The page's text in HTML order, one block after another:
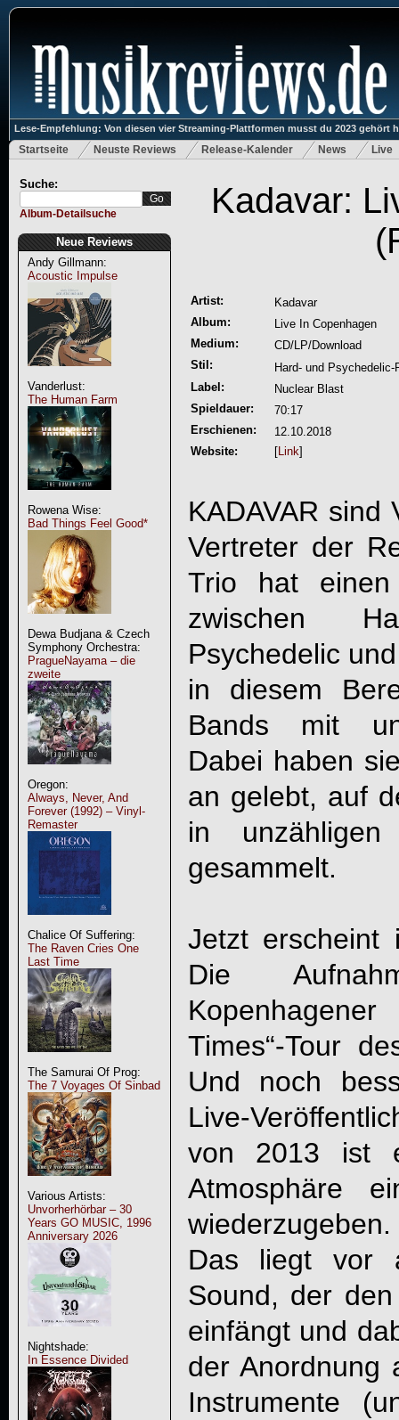
Lese-Empfehlung: Von diesen vier Streaming-Plattformen musst du 2023 gehört
Startseite Neuste Reviews Release-Kalender News Live
Suche:
Album-Detailsuche
Neue Reviews
Andy Gillmann:
Acoustic Impulse
Vanderlust:
The Human Farm
Rowena Wise:
Bad Things Feel Good*
Dewa Budjana & Czech
Symphony Orchestra:
PragueNayama – die
zweite
Oregon:
Always, Never, And
Forever (1992) – Vinyl-
Remaster
Chalice Of Suffering:
The Raven Cries One
Last Time
The Samurai Of Prog:
The 7 Voyages Of Sinbad
Various Artists:
Unvorherhörbar – 30
Years GO MUSIC, 1996
Anniversary 2026
Nightshade:
In Essence Divided
Kadavar:
Artist:
Kadavar
Album:
Live In Copenhagen
Medium:
CD/LP/Download
Stil:
Hard- und Psychedelic-
Label:
Nuclear Blast
Spieldauer:
70:17
Erschienen:
12.10.2018
Website:
[Link]
KADAVAR sind
Vertreter der
Trio hat
zwischen
Psychedelic
in diesem
Bands mit
Dabei haben
an gelebt, auf
in unzähligen
gesammelt.
Jetzt erscheint
Die
Times“-Tour
Und noch
Live-
von 2013 ist
Atmosphäre
wiederzugeben.
Das liegt vor
Sound, der
einfängt und
der Anordnung
Instrumente